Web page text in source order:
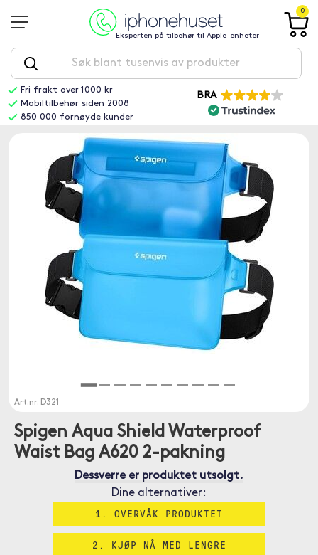
Eksperten på tilbehør til Apple-enheter
0
Fri frakt over 1000 kr
Mobiltilbehør siden 2008
850 000 fornøyde kunder
BRA
Art.nr. D321
Spigen Aqua Shield Waterproof
Waist Bag A620 2-pakning
Dessverre er produktet utsolgt.
Dine alternativer:
1. OVERVÅK PRODUKTET
2. KJØP NÅ MED LENGRE